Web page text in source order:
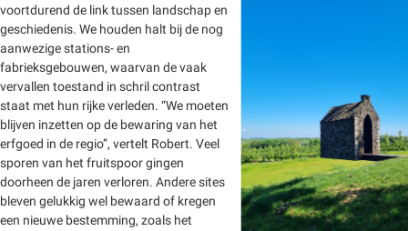
voortdurend de link tussen landschap en
geschiedenis. We houden halt bij de nog
aanwezige stations- en
fabrieksgebouwen, waarvan de vaak
vervallen toestand in schril contrast
staat met hun rijke verleden. “We moeten
blijven inzetten op de bewaring van het
erfgoed in de regio”, vertelt Robert. Veel
sporen van het fruitspoor gingen
doorheen de jaren verloren. Andere sites
bleven gelukkig wel bewaard of kregen
een nieuwe bestemming, zoals het